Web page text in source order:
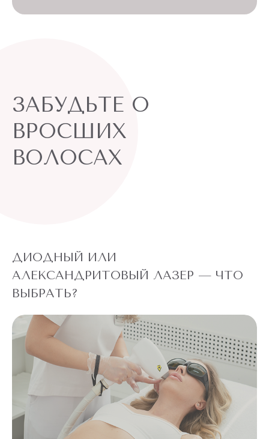
ЗАБУДЬТЕ О
ВРОСШИХ
ВОЛОСАХ
ДИОДНЫЙ ИЛИ
АЛЕКСАНДРИТОВЫЙ ЛАЗЕР — ЧТО
ВЫБРАТЬ?